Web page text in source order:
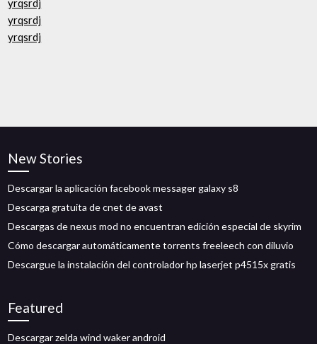
yrqsrdj
yrqsrdj
yrqsrdj
New Stories
Descargar la aplicación facebook messager galaxy s8
Descarga gratuita de cnet de avast
Descargas de nexus mod no encuentran edición especial de skyrim
Cómo descargar automáticamente torrents freeleech con diluvio
Descargue la instalación del controlador hp laserjet p4515x gratis
Featured
Descargar zelda wind waker android